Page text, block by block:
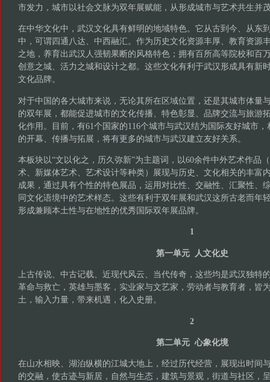
市发力，城市以社会文脉为双年展赋能，从形成城市与艺术共生并
在中华文化中，武汉文化具有鲜明的地域特色。它从古到今、从东
中，可谓四通八达、中西融汇。作为历史文化资源丰厚、教育资源
之地，养育出武汉人强韧果断的风格特色；拥有百所高等院校和百
创意之城、活力之城和设计之都。这些文化有利于武汉形成具有新
文化品牌。
对于中国的各大城市来说，无论其所在区域位置，还是其城市体量
的双年展，都能促进城市的文化传播、特色彰显、品牌交流与旅游
化作用。目前，有61个国家的116个城市与武汉结为国际友好城市
的开幕、传播与拓展，将有更多的城市与武汉建立友好关系。
本板块以“文以化之，历久弥新”为主题词，以60余件中外艺术作品
术、新媒体艺术、艺术设计等种类）展现与历史、文化相关的丰富
成果，通过具有个性的特色展品，运用对比性、交融性、汇聚性、
同文化语境中的艺术样态。这些有利于双年展和武汉这所古老而年
形成兼顾本土性与在地性的优秀国际双年展品牌。
1
第一单元 人文化史
上古传说、中古记载、近现代风云、当代传奇，这些均是武汉独特
革命与救亡，英雄与墨客，实业家与文艺家，劳动者与教育者，皆
土，输入力量，带来机遇，化入史册。
2
第二单元 心象化境
在山水相映、湖泊纵横的江城大地上，经过历代经营，展现出时间
的交融，使古迹与新居，自然与生态，建筑与景观，街道与社区，